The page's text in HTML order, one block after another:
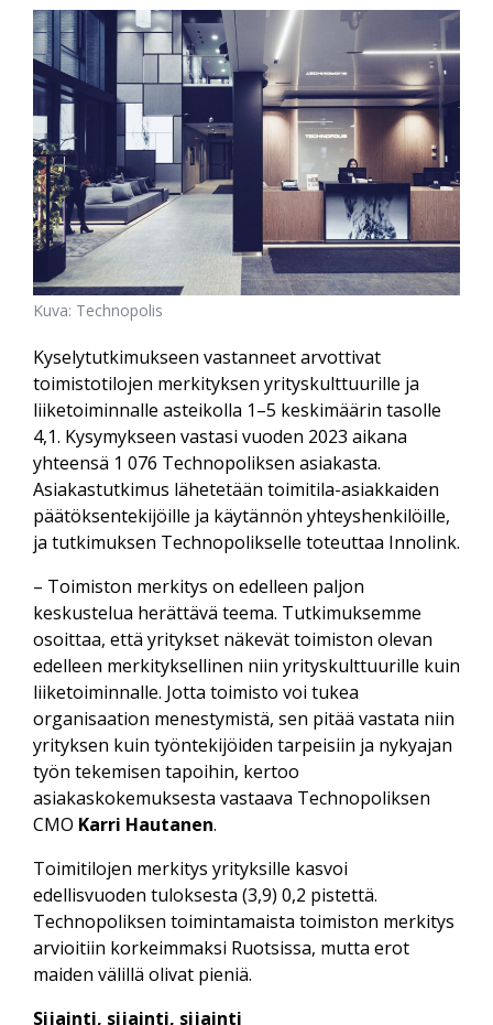
Kuva: Technopolis
Kyselytutkimukseen vastanneet arvottivat
toimistotilojen merkityksen yrityskulttuurille ja
liiketoiminnalle asteikolla 1–5 keskimäärin tasolle
4,1. Kysymykseen vastasi vuoden 2023 aikana
yhteensä 1 076 Technopoliksen asiakasta.
Asiakastutkimus lähetetään toimitila-asiakkaiden
päätöksentekijöille ja käytännön yhteyshenkilöille,
ja tutkimuksen Technopolikselle toteuttaa Innolink.
– Toimiston merkitys on edelleen paljon
keskustelua herättävä teema. Tutkimuksemme
osoittaa, että yritykset näkevät toimiston olevan
edelleen merkityksellinen niin yrityskulttuurille kuin
liiketoiminnalle. Jotta toimisto voi tukea
organisaation menestymistä, sen pitää vastata niin
yrityksen kuin työntekijöiden tarpeisiin ja nykyajan
työn tekemisen tapoihin, kertoo
asiakaskokemuksesta vastaava Technopoliksen
CMO Karri Hautanen.
Toimitilojen merkitys yrityksille kasvoi
edellisvuoden tuloksesta (3,9) 0,2 pistettä.
Technopoliksen toimintamaista toimiston merkitys
arvioitiin korkeimmaksi Ruotsissa, mutta erot
maiden välillä olivat pieniä.
Sijainti, sijainti, sijainti